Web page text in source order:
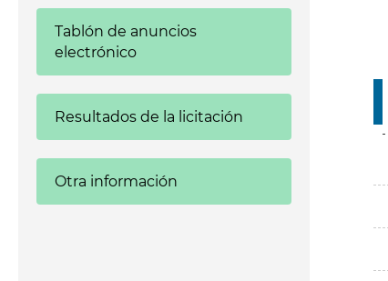
Tablón de anuncios
electrónico
Resultados de la licitación
Otra información